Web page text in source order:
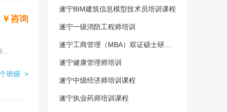
￥咨询
...
班级 >
遂宁BIM建筑信息模型技术员培训课程
遂宁一级消防工程师培训
遂宁工商管理（MBA）双证硕士研究
遂宁健康管理师培训
遂宁中级经济师培训课程
遂宁执业药师培训课程